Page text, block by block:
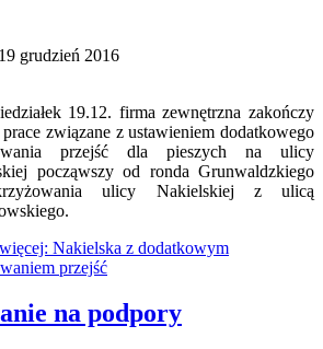
grudzień 2016
19.12. firma zewnętrzna zakończy
prace związane z ustawieniem dodatkowego
przejść dla pieszych na ulicy
począwszy od ronda Grunwaldzkiego
ulicy Nakielskiej z ulicą
Nakielska z dodatkowym
przejść
na podpory